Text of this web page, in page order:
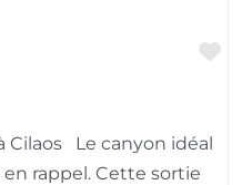
Cilaos Le canyon idéal
rappel. Cette sortie